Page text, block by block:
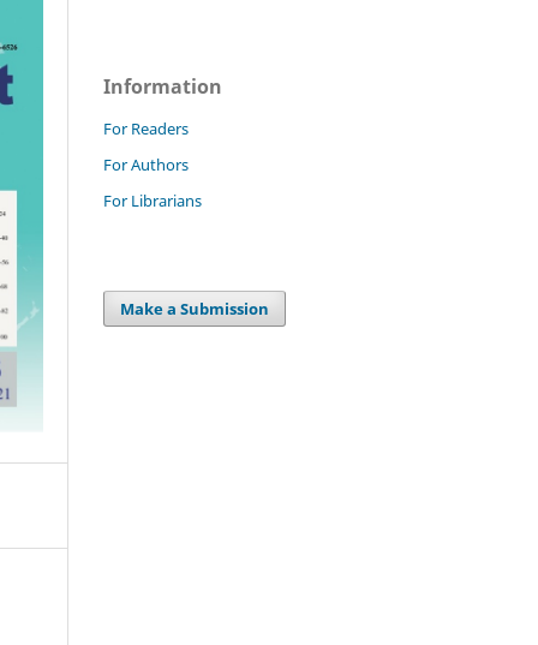
Information
For Readers
For Authors
For Librarians
Make a Submission